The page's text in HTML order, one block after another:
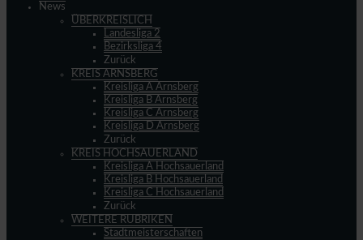
News
ÜBERKREISLICH
Landesliga 2
Bezirksliga 4
Zurück
KREIS ARNSBERG
Kreisliga A Arnsberg
Kreisliga B Arnsberg
Kreisliga C Arnsberg
Kreisliga D Arnsberg
Zurück
KREIS HOCHSAUERLAND
Kreisliga A Hochsauerland
Kreisliga B Hochsauerland
Kreisliga C Hochsauerland
Zurück
WEITERE RUBRIKEN
Stadtmeisterschaften